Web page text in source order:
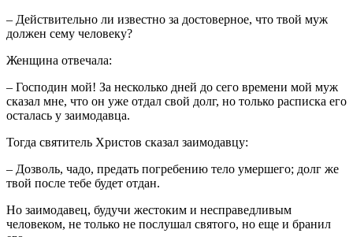
– Действительно ли известно за достоверное, что твой муж
должен сему человеку?
Женщина отвечала:
– Господин мой! За несколько дней до сего времени мой муж
сказал мне, что он уже отдал свой долг, но только расписка его
осталась у заимодавца.
Тогда святитель Христов сказал заимодавцу:
– Дозволь, чадо, предать погребению тело умершего; долг же
твой после тебе будет отдан.
Но заимодавец, будучи жестоким и несправедливым
человеком, не только не послушал святого, но еще и бранил